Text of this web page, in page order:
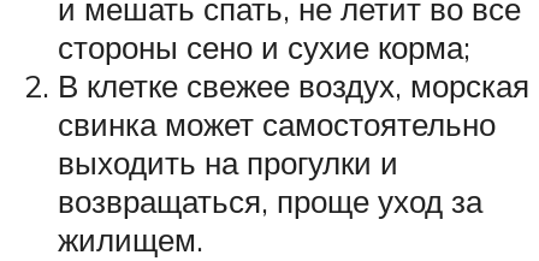
и мешать спать, не летит во все
стороны сено и сухие корма;
В клетке свежее воздух, морская
свинка может самостоятельно
выходить на прогулки и
возвращаться, проще уход за
жилищем.